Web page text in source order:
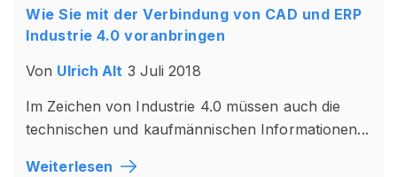
Wie Sie mit der Verbindung von CAD und ERP
Industrie 4.0 voranbringen
Von Ulrich Alt 3 Juli 2018
Im Zeichen von Industrie 4.0 müssen auch die
technischen und kaufmännischen Informationen...
Weiterlesen